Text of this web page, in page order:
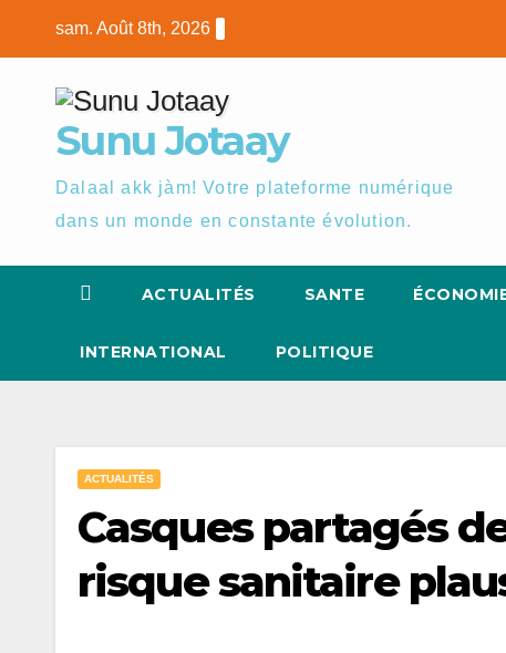
sam. Août 8th, 2026
Sunu Jotaay
Dalaal akk jàm! Votre plateforme numérique
dans un monde en constante évolution.
ACTUALITÉS SANTE
INTERNATIONAL POLITIQUE
ACTUALITÉS
Casques partagés
risque sanitaire